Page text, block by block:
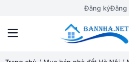
Đăng kýĐăng